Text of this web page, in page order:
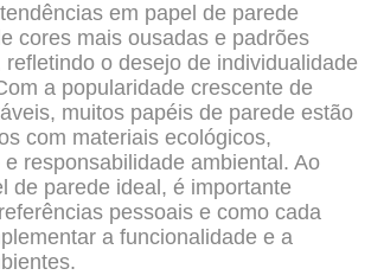
em papel de parede
cores mais ousadas e padrões
refletindo o desejo de individualidade
a popularidade crescente de
muitos papéis de parede estão
com materiais ecológicos,
responsabilidade ambiental. Ao
de parede ideal, é importante
pessoais e como cada
a funcionalidade e a